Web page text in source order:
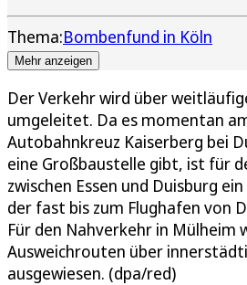
Thema:Bombenfund in Köln
Mehr anzeigen
Der Verkehr wird über
umgeleitet. Da es momentan
Autobahnkreuz Kaiserberg bei
eine Großbaustelle gibt, ist für
zwischen Essen und Duisburg
der fast bis zum Flughafen von
Für den Nahverkehr in Mülheim
Ausweichrouten über
ausgewiesen. (dpa/red)